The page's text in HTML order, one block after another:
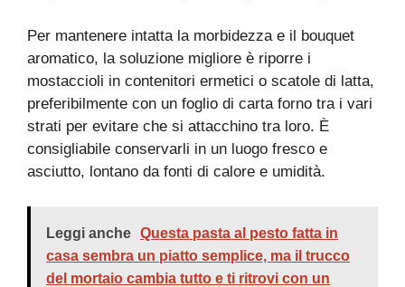
Per mantenere intatta la morbidezza e il bouquet
aromatico, la soluzione migliore è riporre i
mostaccioli in contenitori ermetici o scatole di latta,
preferibilmente con un foglio di carta forno tra i vari
strati per evitare che si attacchino tra loro. È
consigliabile conservarli in un luogo fresco e
asciutto, lontano da fonti di calore e umidità.
Leggi anche Questa pasta al pesto fatta in
casa sembra un piatto semplice, ma il trucco
del mortaio cambia tutto e ti ritrovi con un